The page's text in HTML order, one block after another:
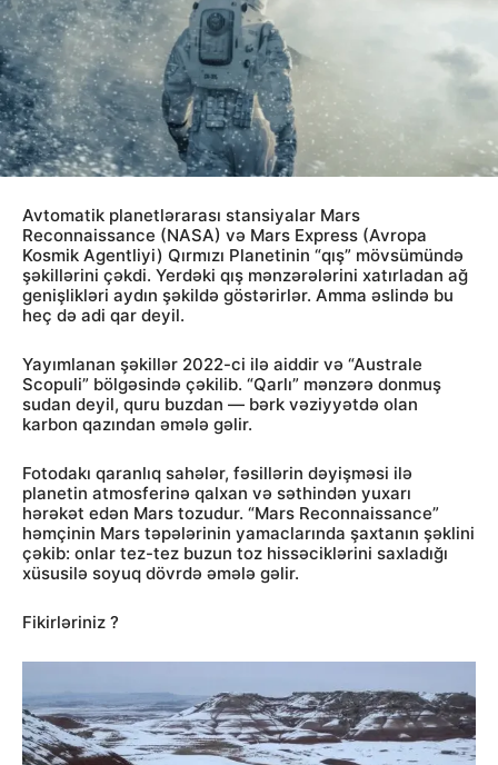
Avtomatik planetlərarası stansiyalar Mars
Reconnaissance (NASA) və Mars Express (Avropa
Kosmik Agentliyi) Qırmızı Planetinin “qış” mövsümündə
şəkillərini çəkdi. Yerdəki qış mənzərələrini xatırladan ağ
genişlikləri aydın şəkildə göstərirlər. Amma əslində bu
heç də adi qar deyil.
Yayımlanan şəkillər 2022-ci ilə aiddir və “Australe
Scopuli” bölgəsində çəkilib. “Qarlı” mənzərə donmuş
sudan deyil, quru buzdan — bərk vəziyyətdə olan
karbon qazından əmələ gəlir.
Fotodakı qaranlıq sahələr, fəsillərin dəyişməsi ilə
planetin atmosferinə qalxan və səthindən yuxarı
hərəkət edən Mars tozudur. “Mars Reconnaissance”
həmçinin Mars təpələrinin yamaclarında şaxtanın şəklini
çəkib: onlar tez-tez buzun toz hissəciklərini saxladığı
xüsusilə soyuq dövrdə əmələ gəlir.
Fikirləriniz ?